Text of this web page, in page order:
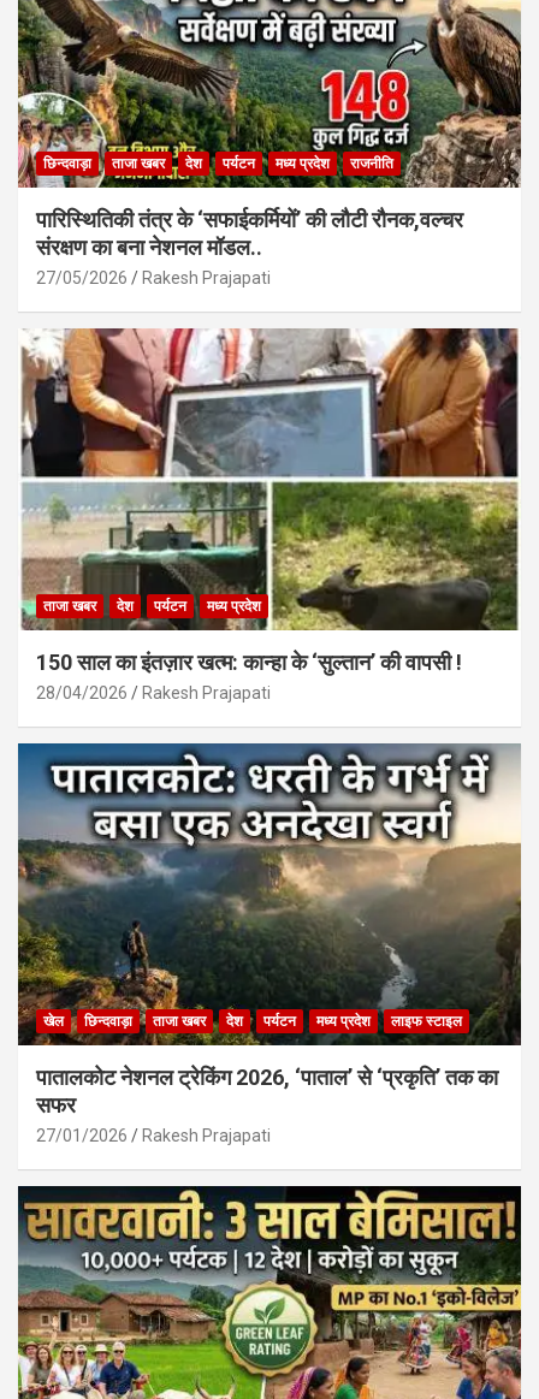
छिन्दवाड़ा ताजा खबर देश पर्यटन मध्य प्रदेश राजनीति
पारिस्थितिकी तंत्र के ‘सफाईकर्मियों’ की लौटी रौनक,वल्चर
संरक्षण का बना नेशनल मॉडल..
27/05/2026 Rakesh Prajapati
ताजा खबर देश पर्यटन मध्य प्रदेश
150 साल का इंतज़ार खत्म: कान्हा के ‘सुल्तान’ की वापसी !
28/04/2026 Rakesh Prajapati
खेल छिन्दवाड़ा ताजा खबर देश पर्यटन मध्य प्रदेश लाइफ स्टाइल
पातालकोट नेशनल ट्रेकिंग 2026, ‘पाताल’ से ‘प्रकृति’ तक का
सफर
27/01/2026 Rakesh Prajapati